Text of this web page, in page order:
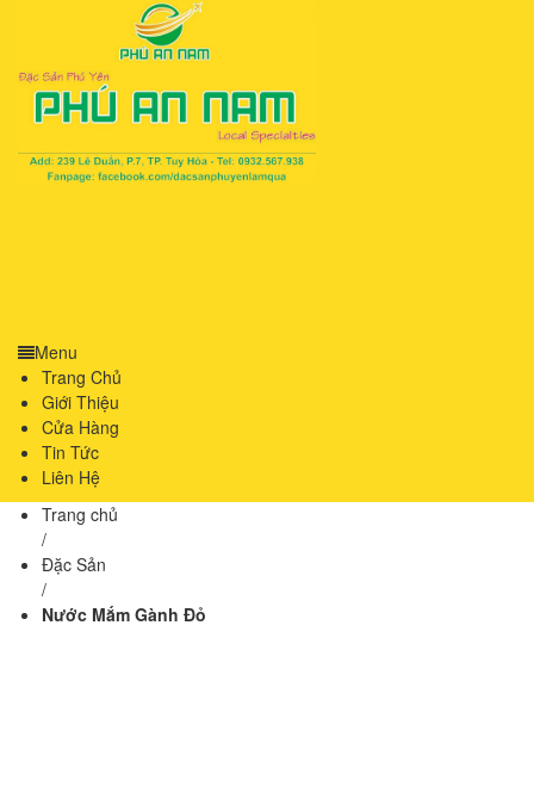
Menu
Trang Chủ
Giới Thiệu
Cửa Hàng
Tin Tức
Liên Hệ
Trang chủ
/
Đặc Sản
/
Nước Mắm Gành Đỏ